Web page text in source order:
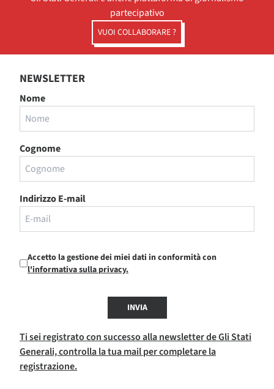
partecipativo
VUOI COLLABORARE ?
NEWSLETTER
Nome
Cognome
Indirizzo E-mail
Accetto la gestione dei miei dati in conformità con
l'informativa sulla privacy.
INVIA
Ti sei registrato con successo alla newsletter de Gli Stati
Generali, controlla la tua mail per completare la
registrazione.